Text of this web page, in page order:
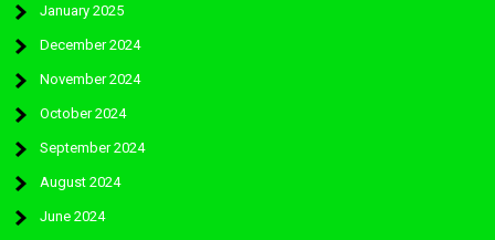
January 2025
December 2024
November 2024
October 2024
September 2024
August 2024
June 2024